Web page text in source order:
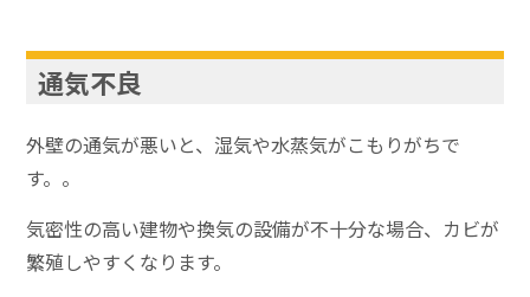
通気不良
外壁の通気が悪いと、湿気や水蒸気がこもりがちで
す。。
気密性の高い建物や換気の設備が不十分な場合、カビが
繁殖しやすくなります。